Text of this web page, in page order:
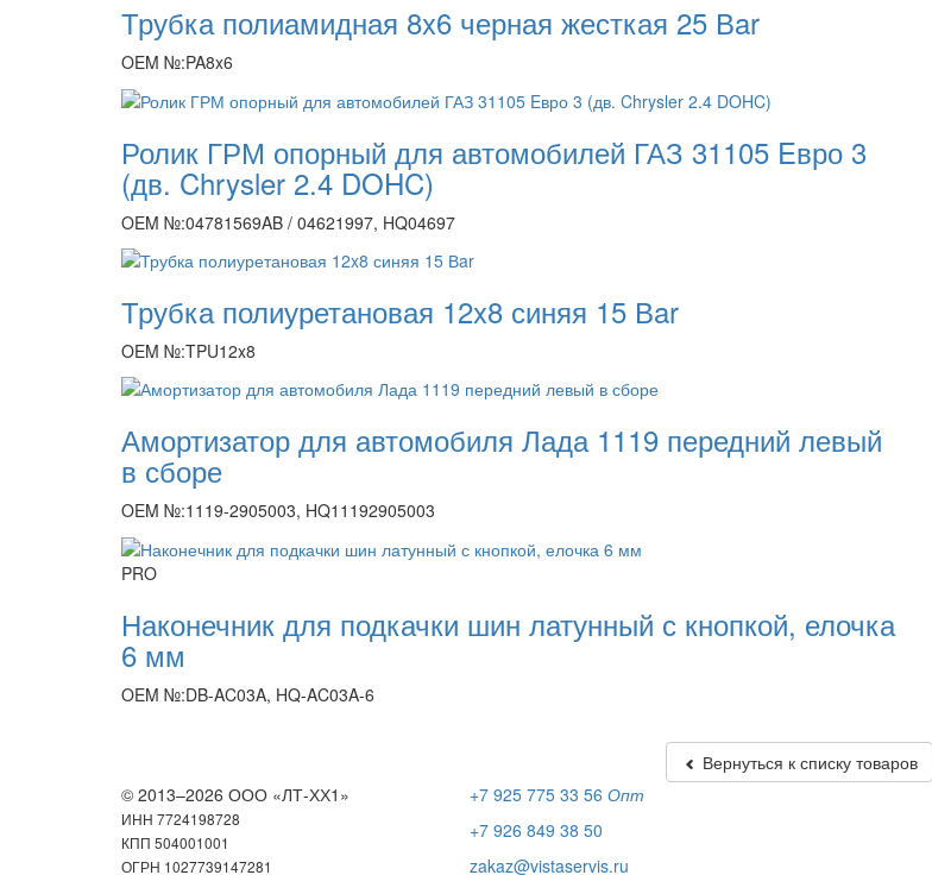
Трубка полиамидная 8x6 черная жесткая 25 Вar
OEM №:PA8x6
Ролик ГРМ опорный для автомобилей ГАЗ 31105 Eвро 3
(дв. Chrysler 2.4 DOHC)
OEM №:04781569AB / 04621997, HQ04697
Трубка полиуретановая 12x8 синяя 15 Вar
OEM №:TPU12x8
Амортизатор для автомобиля Лада 1119 передний левый
в сборе
OEM №:1119-2905003, HQ11192905003
PRO
Наконечник для подкачки шин латунный с кнопкой, елочка
6 мм
OEM №:DB-AC03A, HQ-AC03A-6
Вернуться к списку товаров
© 2013–2026 ООО «ЛТ-ХХ1»
ИНН 7724198728
КПП 504001001
ОГРН 1027739147281
+7 925 775 33 56 Опт
+7 926 849 38 50
zakaz@vistaservis.ru